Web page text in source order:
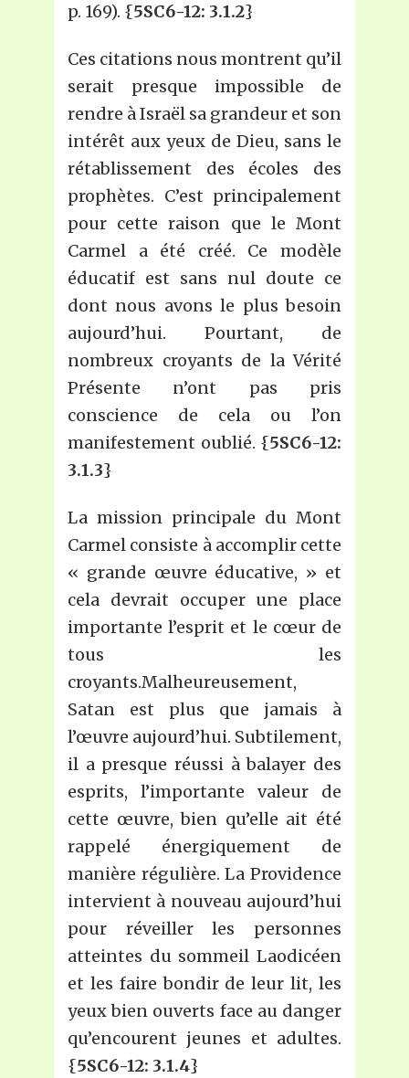
p. 169). {5SC6-12: 3.1.2}
Ces citations nous montrent qu’il
serait presque impossible de
rendre à Israël sa grandeur et son
intérêt aux yeux de Dieu, sans le
rétablissement des écoles des
prophètes. C’est principalement
pour cette raison que le Mont
Carmel a été créé. Ce modèle
éducatif est sans nul doute ce
dont nous avons le plus besoin
aujourd’hui. Pourtant, de
nombreux croyants de la Vérité
Présente n’ont pas pris
conscience de cela ou l’on
manifestement oublié. {5SC6-12:
3.1.3}
La mission principale du Mont
Carmel consiste à accomplir cette
« grande œuvre éducative, » et
cela devrait occuper une place
importante l’esprit et le cœur de
tous les
croyants.Malheureusement,
Satan est plus que jamais à
l’œuvre aujourd’hui. Subtilement,
il a presque réussi à balayer des
esprits, l’importante valeur de
cette œuvre, bien qu’elle ait été
rappelé énergiquement de
manière régulière. La Providence
intervient à nouveau aujourd’hui
pour réveiller les personnes
atteintes du sommeil Laodicéen
et les faire bondir de leur lit, les
yeux bien ouverts face au danger
qu’encourent jeunes et adultes.
{5SC6-12: 3.1.4}